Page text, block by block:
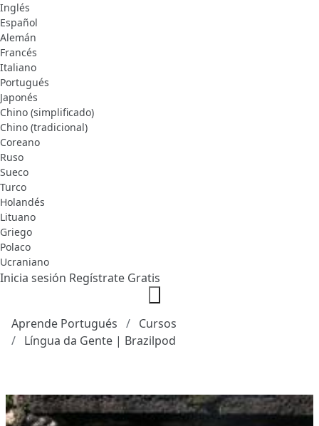
Inglés
Español
Alemán
Francés
Italiano
Portugués
Japonés
Chino (simplificado)
Chino (tradicional)
Coreano
Ruso
Sueco
Turco
Holandés
Lituano
Griego
Polaco
Ucraniano
Inicia sesión Regístrate Gratis
Aprende Portugués
Cursos
Língua da Gente | Brazilpod